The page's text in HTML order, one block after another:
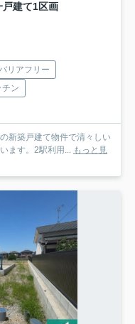
建て1区画
リアフリー
チン
新築戸建て物件で清々しい
ます。2駅利用... もっと見